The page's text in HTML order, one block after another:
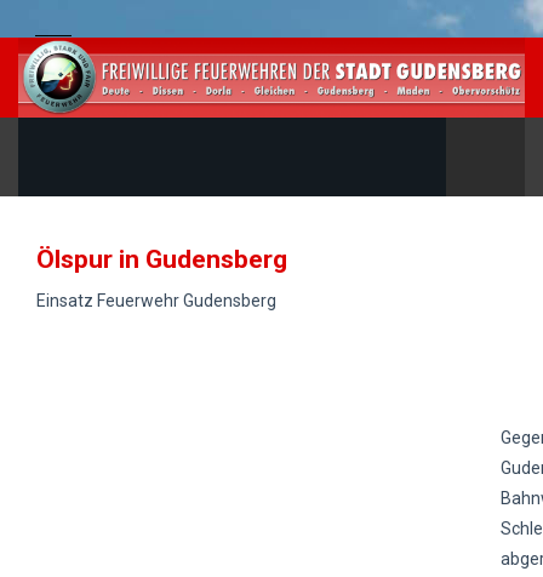
Ölspur in Gudensberg
Einsatz Feuerwehr Gudensberg